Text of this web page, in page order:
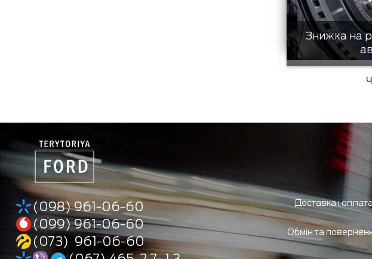
Знижка на
(098) 961-06-60
(099) 961-06-60
(073) 961-06-60
Доставка і оплата
Обмін та